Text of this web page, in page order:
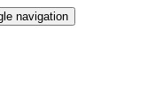
navigation